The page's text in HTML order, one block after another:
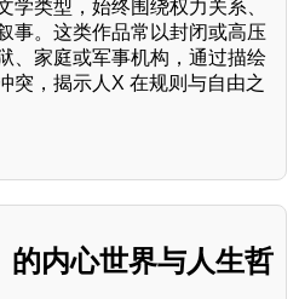
学类型，始终围绕权力关系、
事。这类作品常以封闭或高压
、家庭或军事机构，通过描绘
突，揭示人X 在规则与自由之
的内心世界与人生哲